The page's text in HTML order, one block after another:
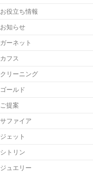
お役立ち情報
お知らせ
ガーネット
カフス
クリーニング
ゴールド
ご提案
サファイア
ジェット
シトリン
ジュエリー